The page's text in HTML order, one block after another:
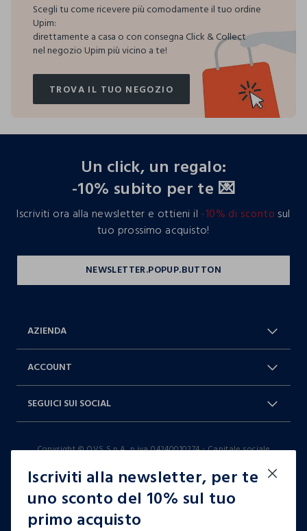
Scegli tu come ricevere più comodamente il tuo ordine
Upim:
direttamente a casa o con consegna Click & Collect
nel negozio Upim più vicino a te!
TROVA IL TUO NEGOZIO
TROVA IL TUO NEGOZIO
Iscriviti alla newsletter, per te
uno sconto del 10% sul tuo
primo acquisto
Un click, un regalo:
-10% subito per te 💌
Iscriviti ora alla newsletter e ottieni il -10% di sconto sul
tuo prossimo acquisto!
AZIENDA
Dichiarazione accessibilità
ACCOUNT
9-17)
SEGUICI SUI SOCIAL
TikTok
Copyright © OVS S.p.A, p.iva 04240010274 - Capitale sociale
it |italiano